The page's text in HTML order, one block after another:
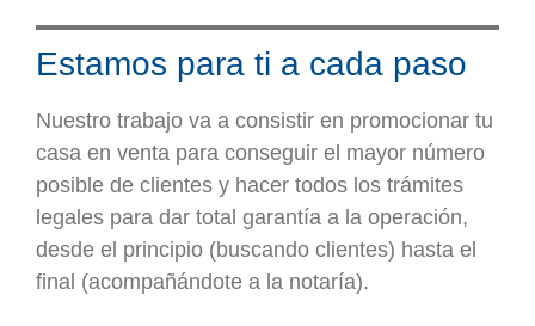
Estamos para ti a cada paso
Nuestro trabajo va a consistir en promocionar tu
casa en venta para conseguir el mayor número
posible de clientes y hacer todos los trámites
legales para dar total garantía a la operación,
desde el principio (buscando clientes) hasta el
final (acompañándote a la notaría).